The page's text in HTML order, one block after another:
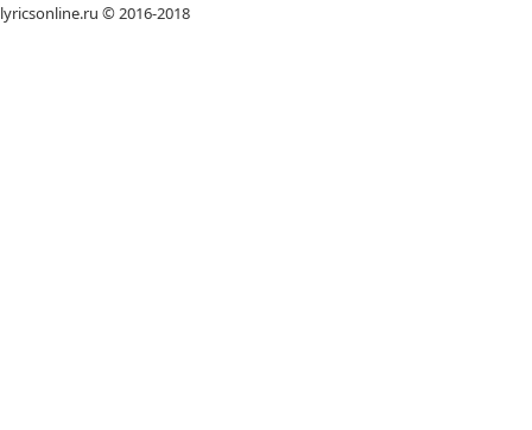
lyricsonline.ru © 2016-2018